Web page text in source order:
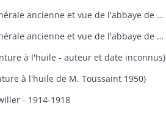
Guebwiller, vue générale ancienne et vue de l'abbaye de Murbach.
Guebwiller, vue générale ancienne et vue de l'abbaye de Murbach.
à l'huile - auteur et date inconnus)
à l'huile de M. Toussaint 1950)
- 1914-1918